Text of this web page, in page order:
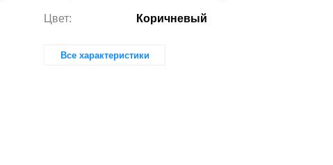
Цвет: Коричневый
Все характеристики